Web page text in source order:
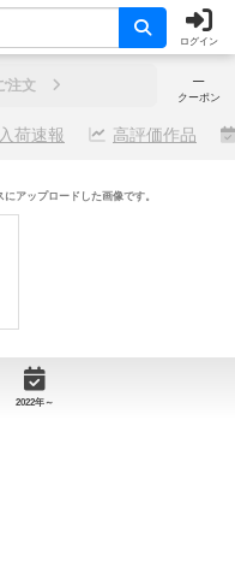
ログイン
─
クーポン
注文
入荷速報 高評価作品
アップロードした画像です。
2022年～